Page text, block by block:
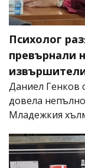
Психолог
превърнали
Даниел Генков
довела
Младежкия